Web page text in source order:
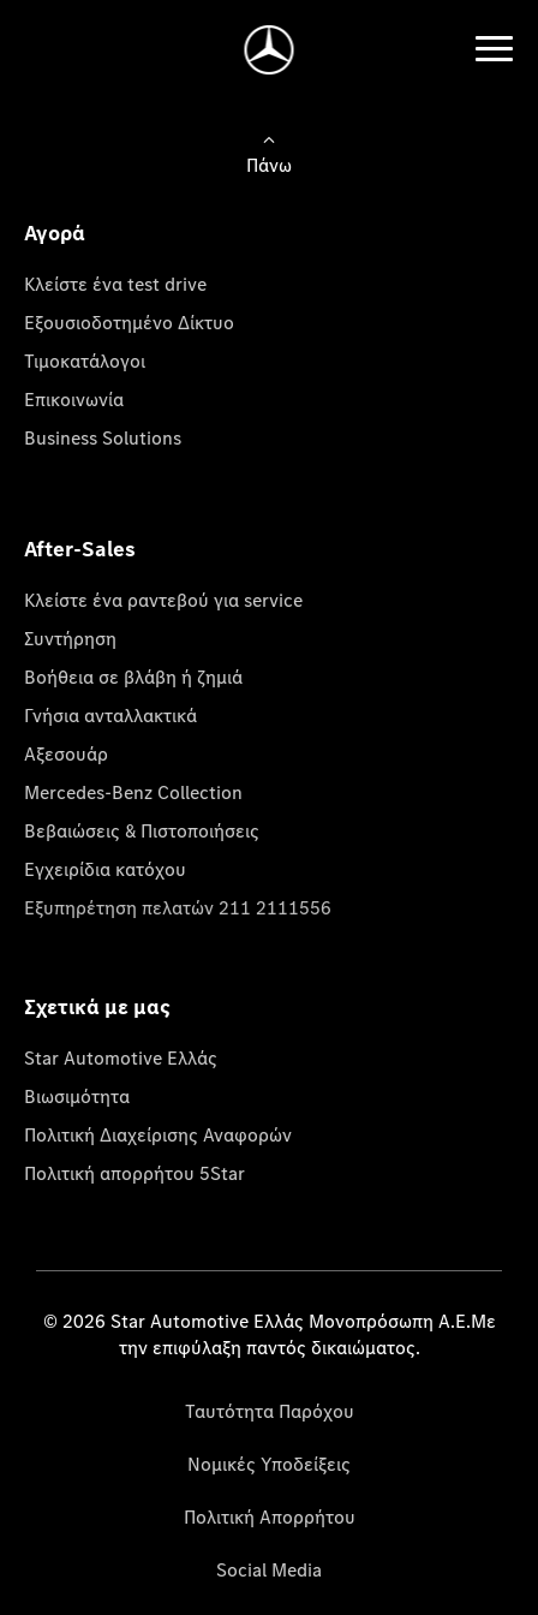
Πάνω
Αγορά
Κλείστε ένα test drive
Εξουσιοδοτημένο Δίκτυο
Τιμοκατάλογοι
Επικοινωνία
Business Solutions
After-Sales
Κλείστε ένα ραντεβού για service
Συντήρηση
Βοήθεια σε βλάβη ή ζημιά
Γνήσια ανταλλακτικά
Αξεσουάρ
Mercedes-Benz Collection
Βεβαιώσεις & Πιστοποιήσεις
Εγχειρίδια κατόχου
Εξυπηρέτηση πελατών 211 2111556
Σχετικά με μας
Star Automotive Ελλάς
Βιωσιμότητα
Πολιτική Διαχείρισης Αναφορών
Πολιτική απορρήτου 5Star
© 2026 Star Automotive Ελλάς Μονοπρόσωπη Α.Ε.Με
την επιφύλαξη παντός δικαιώματος.
Ταυτότητα Παρόχου
Νομικές Υποδείξεις
Πολιτική Απορρήτου
Social Media